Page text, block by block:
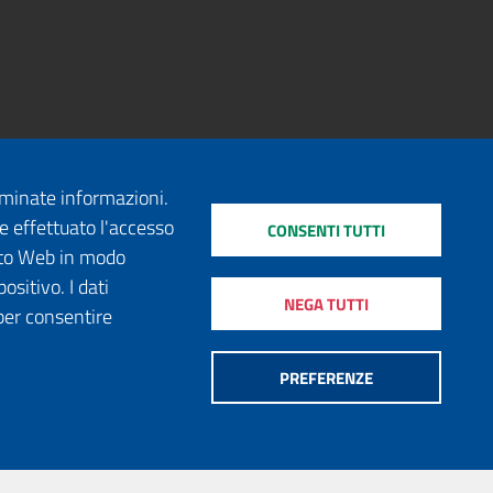
informazioni.
effettuato l'accesso
Web in modo
I dati
consentire
PREFERENZE
NEGA TUTTI
CONSENTI TUTTI